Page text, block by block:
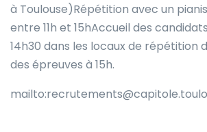
à Toulouse)Répétition avec un
entre 11h et 15hAccueil des
14h30 dans les locaux de répétition
des épreuves à 15h.